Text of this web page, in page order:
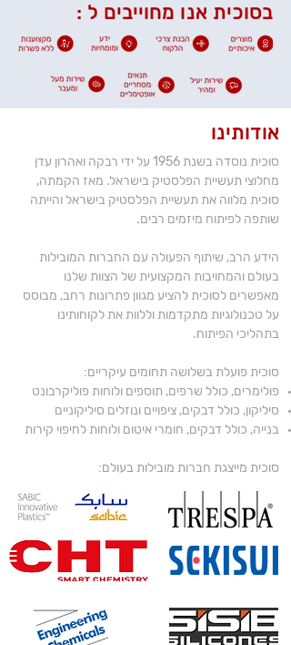
בסוכית אנו מחוייבים ל :
אודותינו
סוכית נוסדה בשנת 1956 על ידי רבקה ואהרון עדן
מחלוצי תעשיית הפלסטיק בישראל. מאז הקמתה,
סוכית מלווה את תעשיית הפלסטיק בישראל והייתה
שותפה לפיתוח מיזמים רבים.
הידע הרב, שיתוף הפעולה עם החברות המובילות
בעולם והמחויבות המקצועית של הצוות שלנו
מאפשרים לסוכית להציע מגוון פתרונות רחב, מבוסס
על טכנולוגיות מתקדמות וללוות את לקוחותינו
בתהליכי הפיתוח.
סוכית פועלת בשלושה תחומים עיקריים:
פולימרים, כולל שרפים, תוספים ולוחות פוליקרבונט
סיליקון, כולל דבקים, ציפויים ונוזלים סיליקוניים
בנייה, כולל דבקים, חומרי איטום ולוחות לחיפוי קירות
סוכית מייצגת חברות מובילות בעולם: